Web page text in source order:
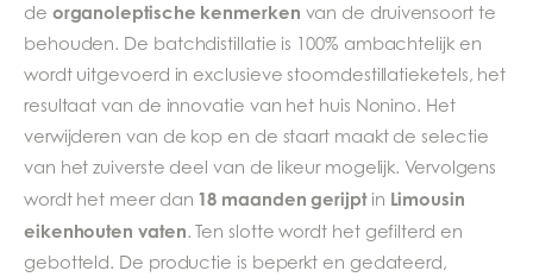
de organoleptische kenmerken van de druivensoort te
behouden. De batchdistillatie is 100% ambachtelijk en
wordt uitgevoerd in exclusieve stoomdestillatieketels, het
resultaat van de innovatie van het huis Nonino. Het
verwijderen van de kop en de staart maakt de selectie
van het zuiverste deel van de likeur mogelijk. Vervolgens
wordt het meer dan 18 maanden gerijptin Limousin
eikenhouten vaten. Ten slotte wordt het gefilterd en
gebotteld. De productie is beperkt en gedateerd,